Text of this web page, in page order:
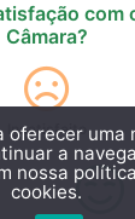
oferecer uma
a
nossa
cookies.
com
Câmara?
Insatisfeito